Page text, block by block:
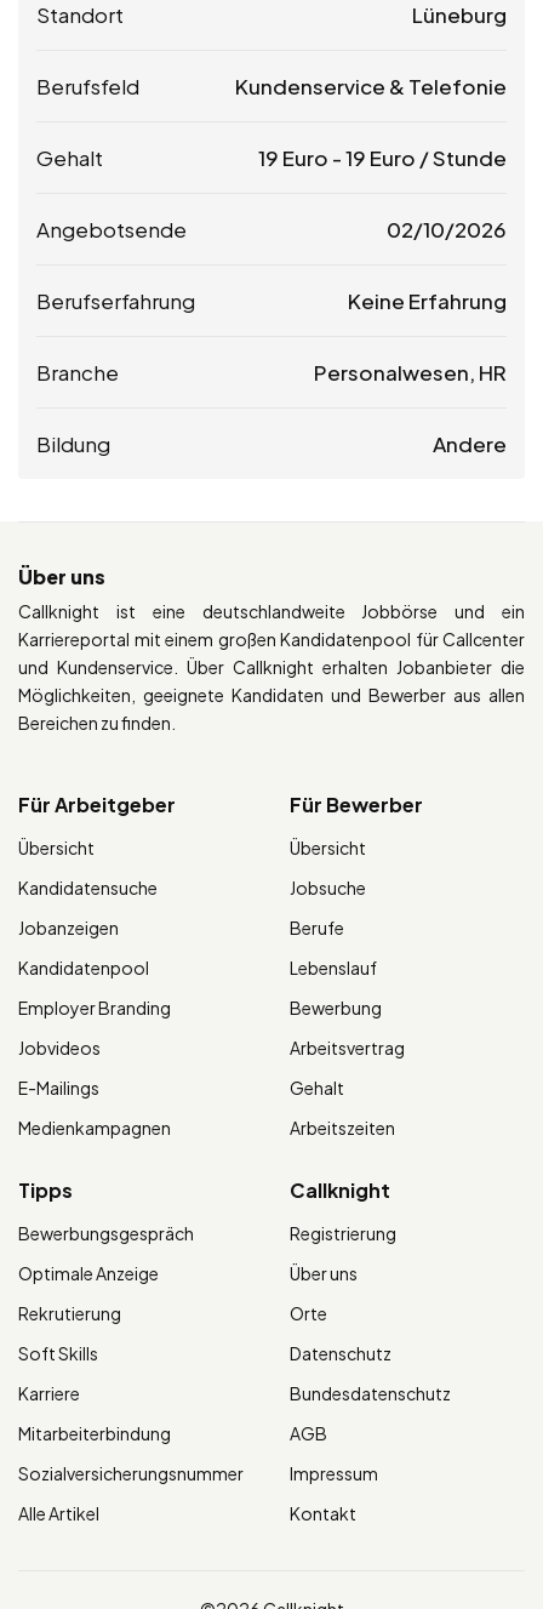
Standort Lüneburg
Berufsfeld Kundenservice & Telefonie
Gehalt 19 Euro -19 Euro / Stunde
Angebotsende 02/10/2026
Berufserfahrung Keine Erfahrung
Branche Personalwesen, HR
Bildung Andere
Über uns
Callknight ist eine deutschlandweite Jobbörse und ein
Karriereportal mit einem großen Kandidatenpool für Callcenter
und Kundenservice. Über Callknight erhalten Jobanbieter die
Möglichkeiten, geeignete Kandidaten und Bewerber aus allen
Bereichen zu finden.
Für Arbeitgeber
Übersicht
Kandidatensuche
Jobanzeigen
Kandidatenpool
Employer Branding
Jobvideos
E-Mailings
Medienkampagnen
Für Bewerber
Übersicht
Jobsuche
Berufe
Lebenslauf
Bewerbung
Arbeitsvertrag
Gehalt
Arbeitszeiten
Tipps
Bewerbungsgespräch
Optimale Anzeige
Rekrutierung
Soft Skills
Karriere
Mitarbeiterbindung
Sozialversicherungsnummer
Alle Artikel
Callknight
Registrierung
Über uns
Orte
Datenschutz
Bundesdatenschutz
AGB
Impressum
Kontakt